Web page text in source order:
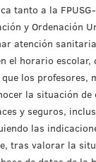
tanto a la
y Ordenación
atención
el horario
los profesores,
la situación
y seguros,
las
tras valorar la